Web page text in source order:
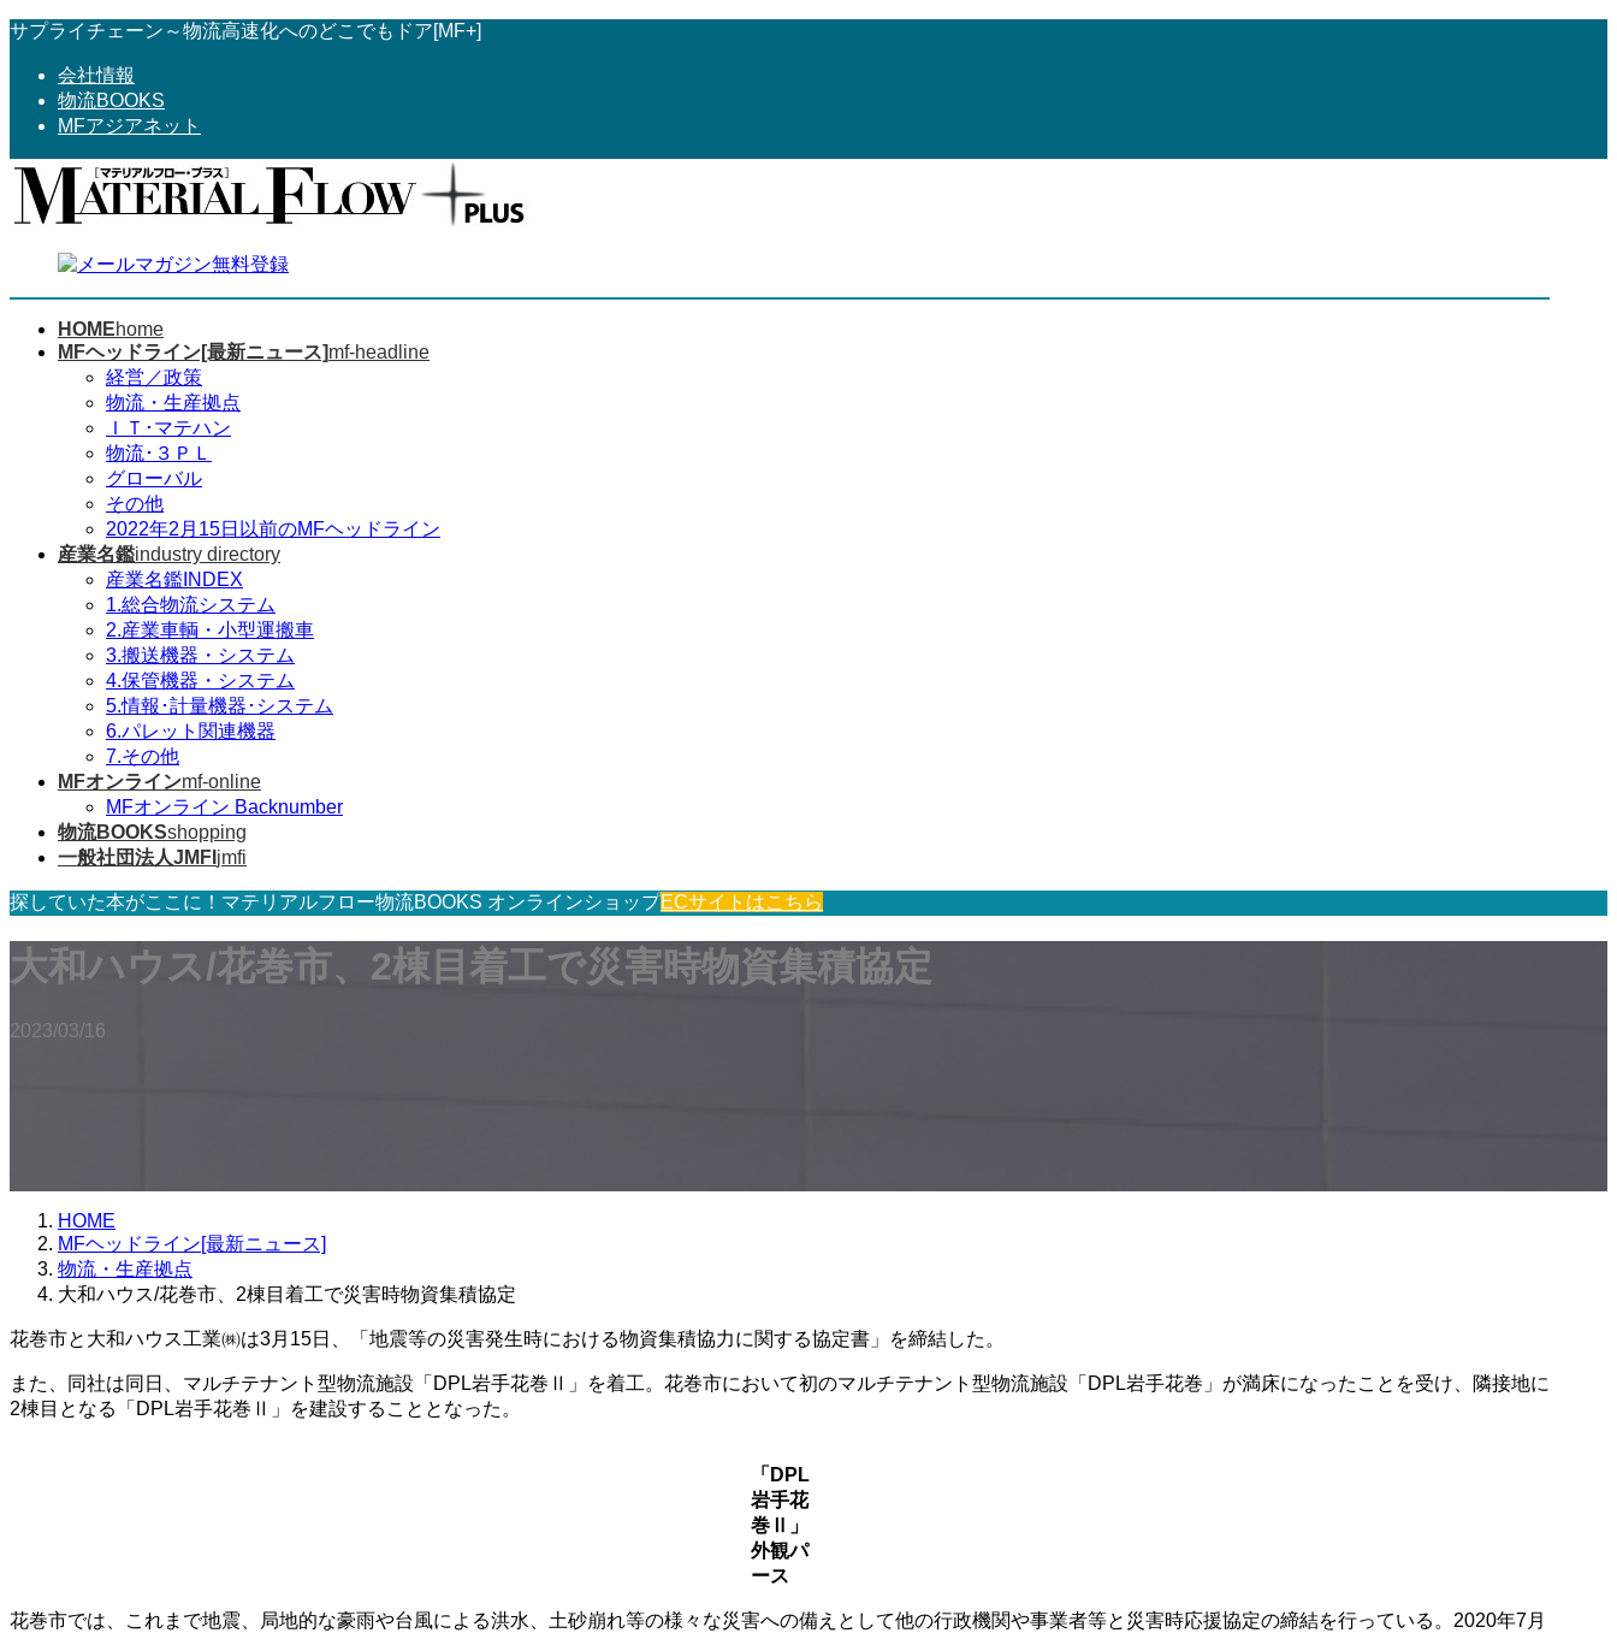
コ
へ
ス
ナ
ョ
ン
サプライチェーン～物流高速化へのどこでもドア[MF+]
会社情報
物流BOOKS
MFアジアネット
HOMEhome
MFヘッドライン[最新ニュース]mf-headline
経営／政策
物流・生産拠点
ＩＴ･マテハン
物流･３ＰＬ
グローバル
その他
2022年2月15日以前のMFヘッドライン
産業名鑑industry directory
産業名鑑INDEX
1.総合物流システム
2.産業車輌・小型運搬車
3.搬送機器・システム
4.保管機器・システム
5.情報･計量機器･システム
6.パレット関連機器
7.その他
MFオンラインmf-online
MFオンライン Backnumber
物流BOOKSshopping
一般社団法人JMFI jmfi
探していた本がここに！マテリアルフロー物流BOOKS オンラインショップECサイトはこちら
大和ハウス/花巻市、2棟目着工で災害時物資集積協定
2023/03/16
HOME
MFヘッドライン[最新ニュース]
物流・生産拠点
大和ハウス/花巻市、2棟目着工で災害時物資集積協定
花巻市と大和ハウス工業㈱は3月15日、「地震等の災害発生時における物資集積協力に関する協定書」を締結した。
また、同社は同日、マルチテナント型物流施設「DPL岩手花巻Ⅱ」を着工。花巻市において初のマルチテナント型物流施設「DPL岩手花巻」が満床になったことを受け、隣接地に
2棟目となる「DPL岩手花巻Ⅱ」を建設することとなった。
「DPL
岩手花
巻Ⅱ」
外観パ
ース
花巻市では、これまで地震、局地的な豪雨や台風による洪水、土砂崩れ等の様々な災害への備えとして他の行政機関や事業者等と災害時応援協定の締結を行っている。2020年7月